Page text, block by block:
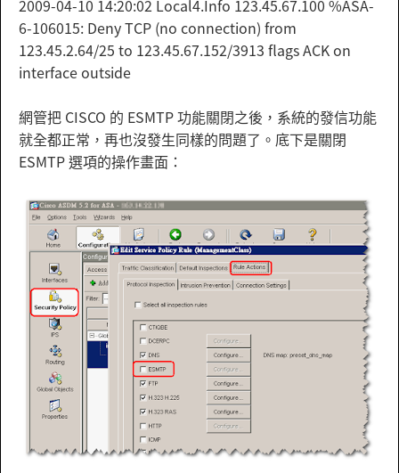
2009-04-10 14:20:02 Local4.Info 123.45.67.100 %ASA-
6-106015: Deny TCP (no connection) from
123.45.2.64/25 to 123.45.67.152/3913 flags ACK on
interface outside
網管把 CISCO 的 ESMTP 功能關閉之後，系統的發信功能
就全都正常，再也沒發生同樣的問題了。底下是關閉
ESMTP 選項的操作畫面：